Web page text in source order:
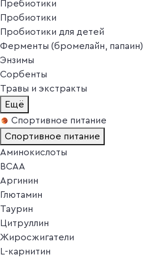
Пребиотики
Пробиотики
Пробиотики для детей
Ферменты (бромелайн, папаин)
Энзимы
Сорбенты
Травы и экстракты
Ещё
Спортивное питание
Спортивное питание
Аминокислоты
BCAA
Аргинин
Глютамин
Таурин
Цитруллин
Жиросжигатели
L-карнитин